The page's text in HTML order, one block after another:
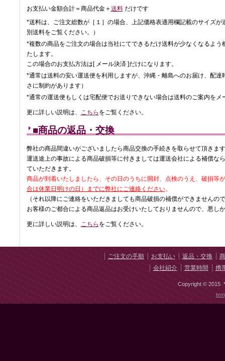
お支払い金額合計＝商品代金＋送料だけです
*送料は、ご注文総数が［１］の場合、上記価格表適用欄記載のサイズ
別送料をご覧ください。）
*複数の商品をご注文の場合は当社にてできるだけ送料が少なくなるよ
たします。
この場合のお支払方法は[ メール決済 ]だけになります。
*通常は送料の安い運送便を利用しますが、沖縄・離島へのお届け、配
さに制約があります）
*通常の運送便もしくは宅配便でお送りできない場合は送料のご案内をメ
更に詳しい説明は、 こちら をご覧ください。
■商品の返品・交換
弊社の商品間違いがございましたら商品交換の手続きを取らせて頂きま
運送途上の事故による商品破損等に付きましては運送会社による補償な
ていただきます。
商品が到着いたしましたら、その日のうちに開封、点検のうえ、破損等
合は休業日明けの日）までに弊社にご連絡ください。
（それ以降にご連絡をいただきましても商品破損の補償ができませんの
お客様のご都合による商品返品はお受けいたしておりませんので、悪し
更に詳しい説明は、 こちら をご覧ください。
ご注文の手順 お支払い 返品・交換
会社紹介
営業時間 携
Copyright © 2015